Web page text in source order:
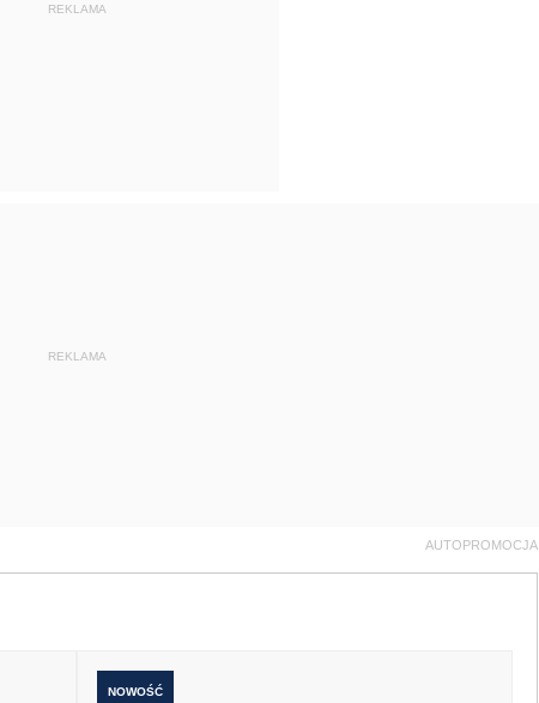
REKLAMA
REKLAMA
AUTOPROMOCJA
NOWOŚĆ